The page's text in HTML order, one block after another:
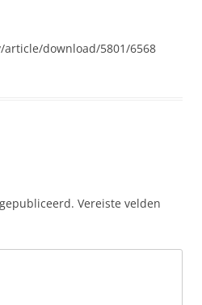
download/5801/6568
Vereiste velden